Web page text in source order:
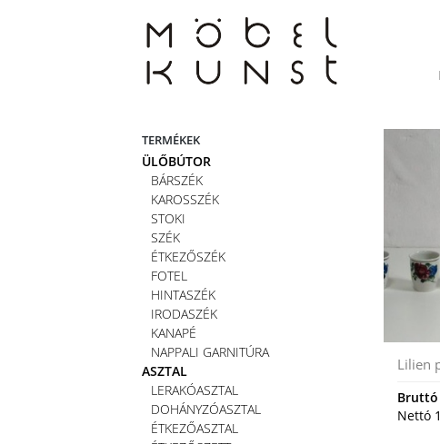
TERMÉKEK
ÜLŐBÚTOR
BÁRSZÉK
KAROSSZÉK
STOKI
SZÉK
ÉTKEZŐSZÉK
FOTEL
HINTASZÉK
IRODASZÉK
KANAPÉ
NAPPALI GARNITÚRA
ASZTAL
LERAKÓASZTAL
DOHÁNYZÓASZTAL
ÉTKEZŐASZTAL
Lilien
Bruttó
Nettó